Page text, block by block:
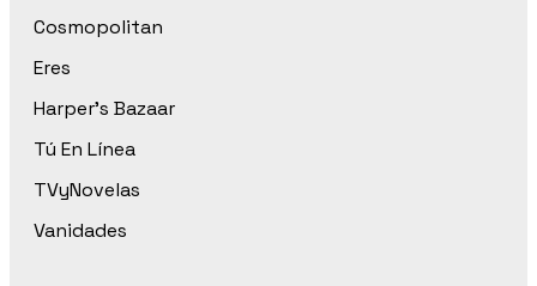
Cosmopolitan
Eres
Harper’s Bazaar
Tú En Línea
TVyNovelas
Vanidades